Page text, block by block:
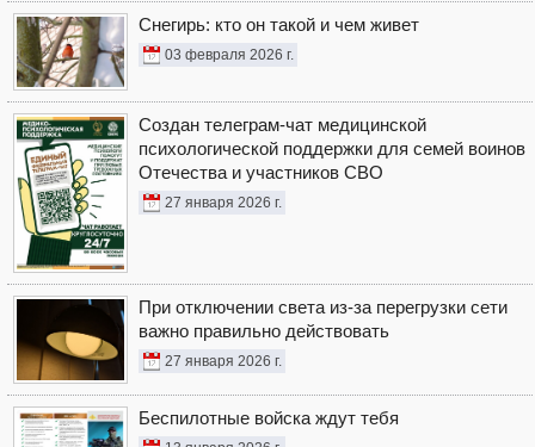
Снегирь: кто он такой и чем живет
03 февраля 2026 г.
Создан телеграм-чат медицинской
психологической поддержки для семей воинов
Отечества и участников СВО
27 января 2026 г.
При отключении света из-за перегрузки сети
важно правильно действовать
27 января 2026 г.
Беспилотные войска ждут тебя